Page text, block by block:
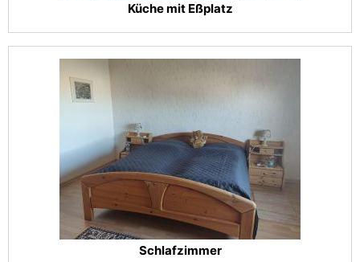
Küche mit Eßplatz
Schlafzimmer